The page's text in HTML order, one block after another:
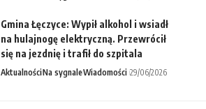
Gmina Łęczyce: Wypił alkohol i wsiadł
na hulajnogę elektryczną. Przewrócił
się na jezdnię i trafił do szpitala
AktualnościNa sygnaleWiadomości 29/06/2026